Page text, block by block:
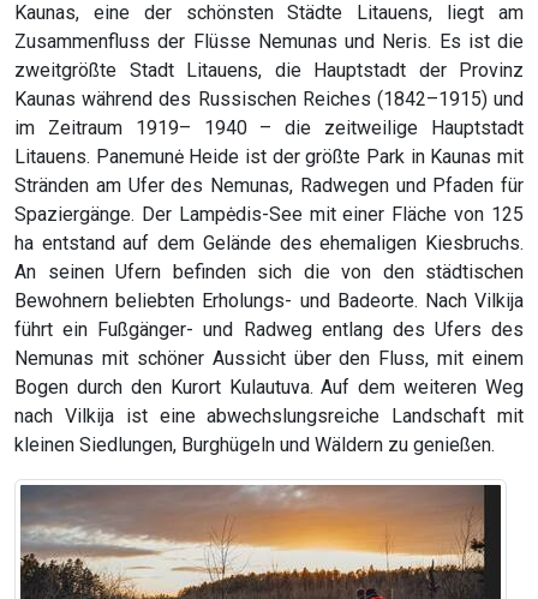
Kaunas, eine der schönsten Städte Litauens, liegt am
Zusammenfluss der Flüsse Nemunas und Neris. Es ist die
zweitgrößte Stadt Litauens, die Hauptstadt der Provinz
Kaunas während des Russischen Reiches (1842–1915) und
im Zeitraum 1919– 1940 – die zeitweilige Hauptstadt
Litauens. Panemunė Heide ist der größte Park in Kaunas mit
Stränden am Ufer des Nemunas, Radwegen und Pfaden für
Spaziergänge. Der Lampėdis-See mit einer Fläche von 125
ha entstand auf dem Gelände des ehemaligen Kiesbruchs.
An seinen Ufern befinden sich die von den städtischen
Bewohnern beliebten Erholungs- und Badeorte. Nach Vilkija
führt ein Fußgänger- und Radweg entlang des Ufers des
Nemunas mit schöner Aussicht über den Fluss, mit einem
Bogen durch den Kurort Kulautuva. Auf dem weiteren Weg
nach Vilkija ist eine abwechslungsreiche Landschaft mit
kleinen Siedlungen, Burghügeln und Wäldern zu genießen.